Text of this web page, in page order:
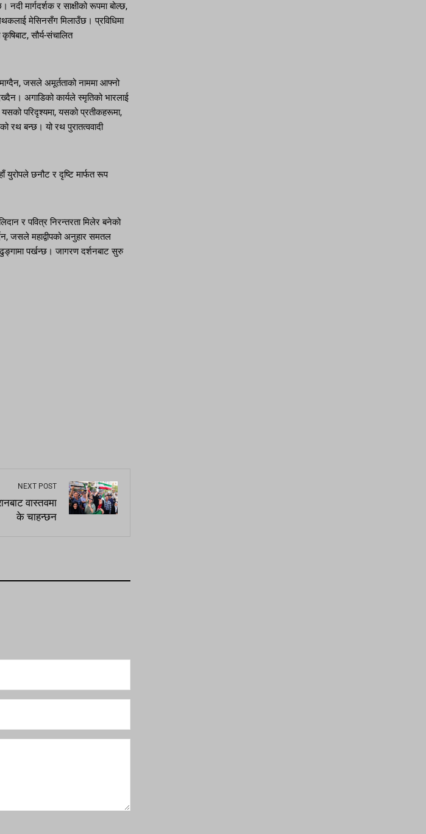
मार्गदर्शक र साक्षीको रूपमा बोल्छ,
मेसिनसँग मिलाउँछ। प्रविधिमा
सौर्य-संचालित
जसले अमूर्तताको नाममा आफ्नो
अगाडिको कार्यले स्मृतिको भारलाई
यसको परिदृश्यमा, यसको प्रतीकहरूमा,
रथ बन्छ। यो रथ पुरातत्ववादी
युरोपले छनौट र दृष्टि मार्फत रूप
र पवित्र निरन्तरता मिलेर बनेको
जसले महाद्वीपको अनुहार समतल
पर्खन्छ। जागरण दर्शनबाट सुरु
NEXT POST
वास्तवमा
के चाहन्छन